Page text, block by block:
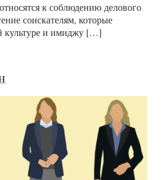
к соблюдению делового
соискателям, которые
культуре и имиджу […]